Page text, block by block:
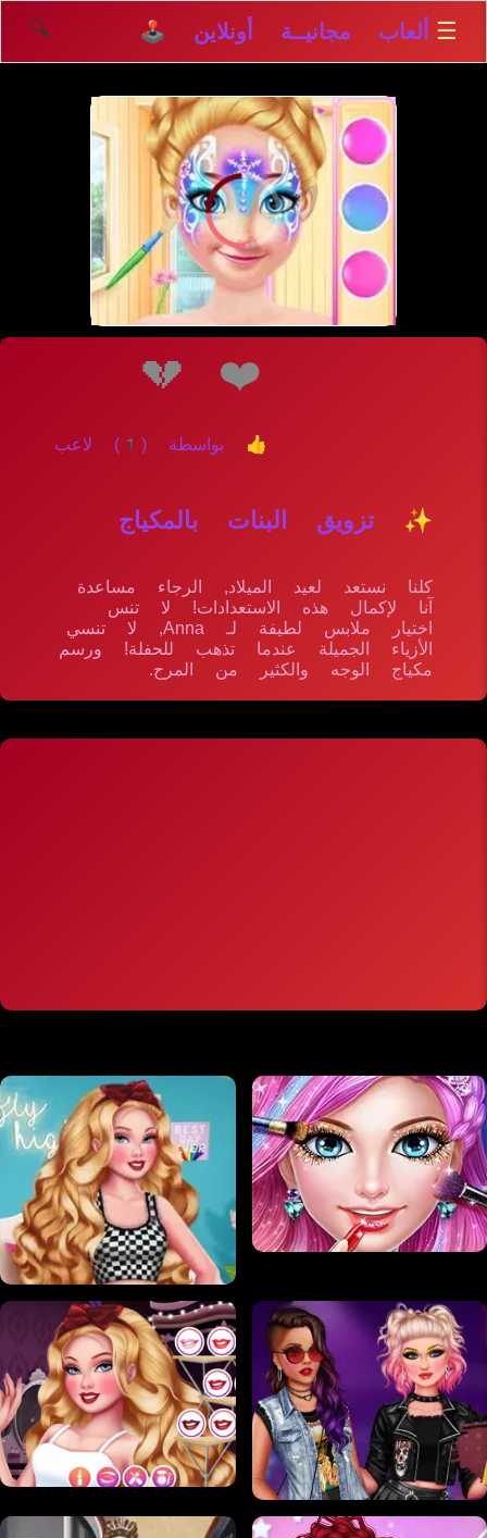
☰ ألعاب مجانيــة أونلاين 🕹️ 🔍
إلعــــب
❤️
💔
👍 بواسطة (1) لاعب
✨ تزويق البنات بالمكياج
كلنا نستعد لعيد الميلاد, الرجاء مساعدة
آنا لإكمال هذه الاستعدادات! لا تنس
اختيار ملابس لطيفة لـ Anna, لا تنسي
الأزياء الجميلة عندما تذهب للحفلة! ورسم
مكياج الوجه والكثير من المرح.